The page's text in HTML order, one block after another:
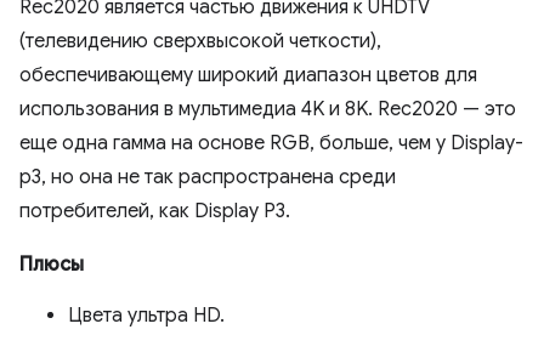
Rec2020 является частью движения к UHDTV
(телевидению сверхвысокой четкости),
обеспечивающему широкий диапазон цветов для
использования в мультимедиа 4K и 8K. Rec2020 — это
еще одна гамма на основе RGB, больше, чем у Display-
p3, но она не так распространена среди
потребителей, как Display P3.
Плюсы
Цвета ультра HD.